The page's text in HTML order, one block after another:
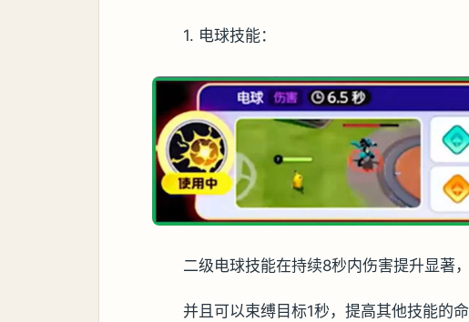
1. 电球技能：
二级电球技能在持续8秒内伤害提升显著
并且可以束缚目标1秒，提高其他技能的命